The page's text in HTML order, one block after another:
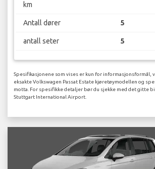
km
Antall dører 5
antall seter 5
Spesifikasjonene som vises er kun for informasjonsformål,
eksakte Volkswagen Passat Estate kjøretøymodellen og
motta. For spesifikke detaljer bør du sjekke med det gitte
Stuttgart International Airport.